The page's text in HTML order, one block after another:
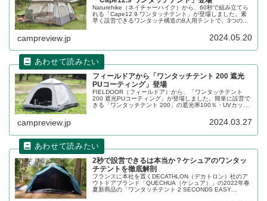
Naturehike（ネイチャーハイク）から、60秒で組み立てら
れる「Cape12.9 ワンタッチテント」が登場しました。素
早く設営できるワンタッチ構造の8人用テントで、3つの大
campreview.jp 2024.05.20
フィールドアから「ワンタッチテント 200 遮光
PUコーティング」登場
FIELDOOR（フィールドア）から、「ワンタッチテント
200 遮光PUコーティング」が登場しました。簡単に設営で
きる「ワンタッチテント 200」の遮光率100％・UVカット
トし、熱を吸収してくれます。詳細をレビューします。
campreview.jp 2024.03.27
2秒で設営できるは本当か？ケシュアのワンタッ
チテントを徹底解剖
フランスに本社を置くDECATHLON（デカトロン）社のア
ウトドアブランド「QUECHUA（ケシュア）」の2022年春
夏新商品の「ワンタッチテント 2 SECONDS EASY